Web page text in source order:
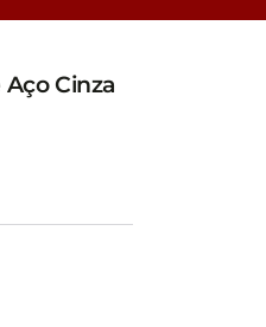
Cinza